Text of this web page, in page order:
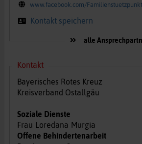
www.facebook.com/
Kontakt speichern
alle
Kontakt
Bayerisches Rotes Kreuz
Kreisverband Ostallgäu
Soziale Dienste
Frau Loredana Murgia
Offene Behindertenarbeit